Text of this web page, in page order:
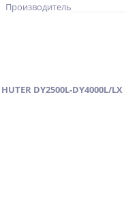
Производитель
HUTER DY2500L-DY4000L/LX